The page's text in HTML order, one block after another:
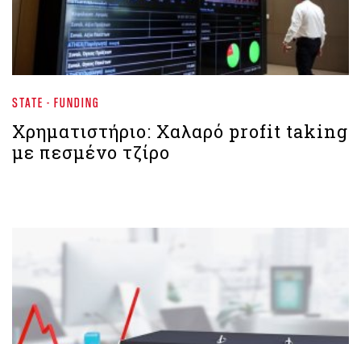
STATE - FUNDING
Χρηματιστήριο: Χαλαρό profit taking
με πεσμένο τζίρο